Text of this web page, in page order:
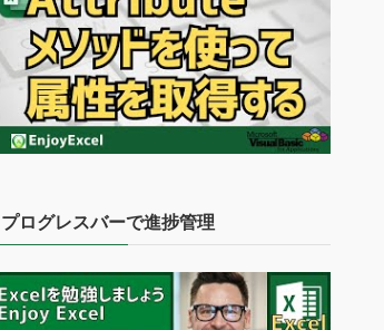
プログレスバーで進捗管理